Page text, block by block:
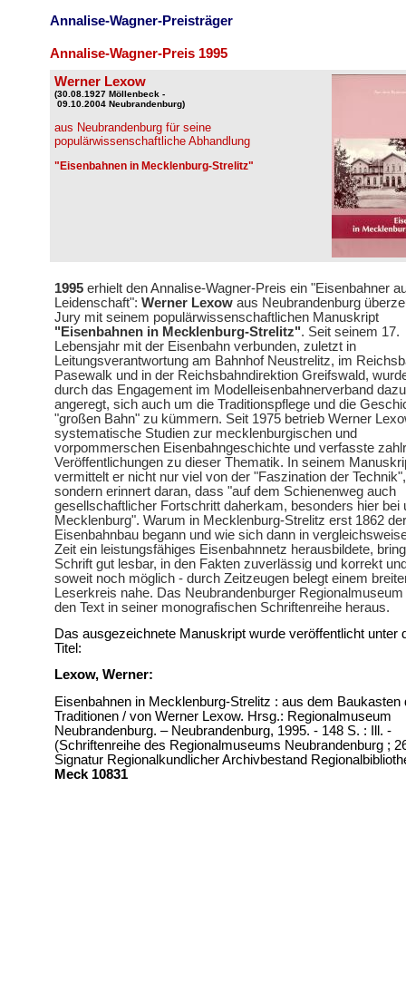
Annalise-Wagner-Preisträger
Annalise-Wagner-Preis 1995
Werner Lexow
(30.08.1927 Möllenbeck -
09.10.2004 Neubrandenburg)
aus Neubrandenburg für seine
populärwissenschaftliche Abhandlung
"Eisenbahnen in Mecklenburg-Strelitz"
1995 erhielt den Annalise-Wagner-Preis ein "Eisenbahner
Leidenschaft": Werner Lexow aus Neubrandenburg
Jury mit seinem populärwissenschaftlichen Manuskript
"Eisenbahnen in Mecklenburg-Strelitz". Seit seinem 17.
Lebensjahr mit der Eisenbahn verbunden, zuletzt in
Leitungsverantwortung am Bahnhof Neustrelitz, im
Pasewalk und in der Reichsbahndirektion Greifswald,
durch das Engagement im Modelleisenbahnerverband dazu
angeregt, sich auch um die Traditionspflege und die
"großen Bahn" zu kümmern. Seit 1975 betrieb Werner
systematische Studien zur mecklenburgischen und
vorpommerschen Eisenbahngeschichte und verfasste
Veröffentlichungen zu dieser Thematik. In seinem
vermittelt er nicht nur viel von der "Faszination der Technik",
sondern erinnert daran, dass "auf dem Schienenweg auch
gesellschaftlicher Fortschritt daherkam, besonders hier bei
Mecklenburg". Warum in Mecklenburg-Strelitz erst 1862 der
Eisenbahnbau begann und wie sich dann in
Zeit ein leistungsfähiges Eisenbahnnetz herausbildete,
Schrift gut lesbar, in den Fakten zuverlässig und korrekt
soweit noch möglich - durch Zeitzeugen belegt einem
Leserkreis nahe. Das Neubrandenburger
den Text in seiner monografischen Schriftenreihe heraus.
Das ausgezeichnete Manuskript wurde veröffentlicht unter
Titel:
Lexow, Werner:
Eisenbahnen in Mecklenburg-Strelitz : aus dem Baukasten
Traditionen / von Werner Lexow. Hrsg.: Regionalmuseum
Neubrandenburg. – Neubrandenburg, 1995. - 148 S. : Ill. -
(Schriftenreihe des Regionalmuseums Neubrandenburg ;
Signatur Regionalkundlicher Archivbestand
Meck 10831